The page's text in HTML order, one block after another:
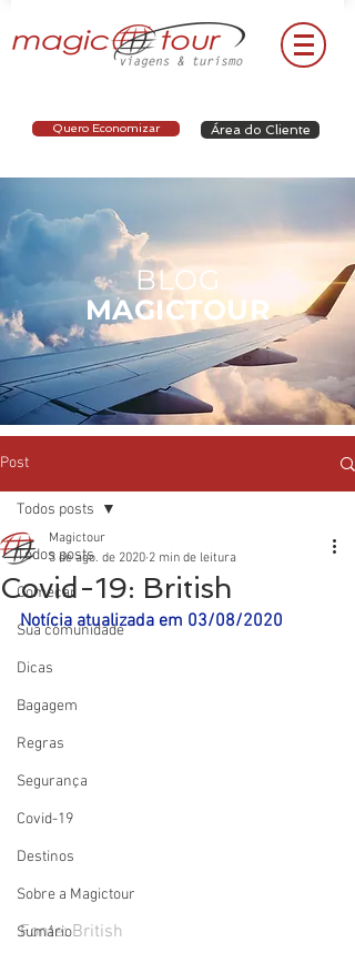
Quero Economizar Área do Cliente
BLOG
MAGICTOUR
Post
Todos posts
Começar
Sua comunidade
Dicas
Bagagem
Regras
Segurança
Covid-19
Destinos
Sobre a Magictour
Sumário
Todos posts
Covid-19: British
Magictour
3 de ago. de 2020 2 min de leitura
Notícia atualizada em 03/08/2020
Fonte: British